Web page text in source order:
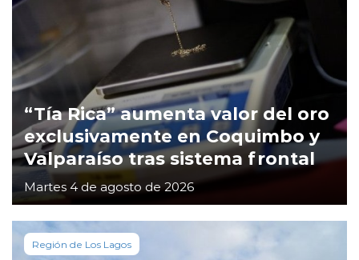
“Tía Rica” aumenta valor del oro
exclusivamente en Coquimbo y
Valparaíso tras sistema frontal
Martes 4 de agosto de 2026
Región de Los Lagos